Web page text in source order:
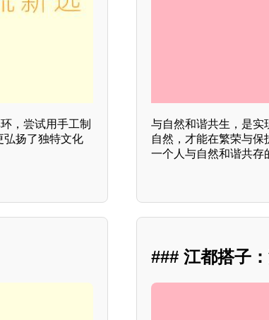
，尝试用手工制
弘扬了独特文化
与自然和谐共生，是实
自然，才能在繁荣与
一个人与自然和谐共存
### 江都搭子